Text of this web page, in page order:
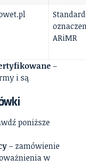
ARiMR
–
i są
poniższe
– zamówienie
w